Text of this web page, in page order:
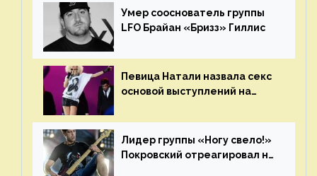
Умер сооснователь группы
LFO Брайан «Бризз» Гиллис
Певица Натали назвала секс
основой выступлений на
Лидер группы «Ногу свело!»
Покровский отреагировал на